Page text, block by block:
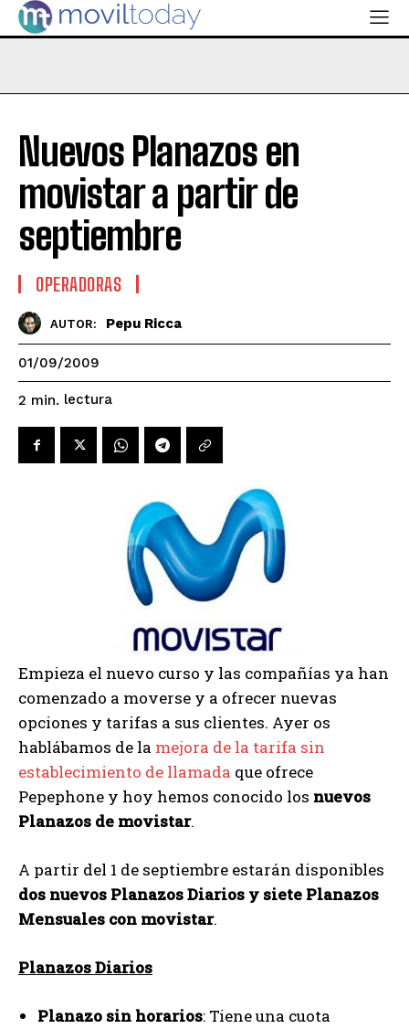
Nuevos Planazos en
movistar a partir de
septiembre
OPERADORAS
AUTOR: Pepu Ricca
01/09/2009
2 min. lectura
Empieza el nuevo curso y las compañías ya han
comenzado a moverse y a ofrecer nuevas
opciones y tarifas a sus clientes. Ayer os
hablábamos de la mejora de la tarifa sin
establecimiento de llamada que ofrece
Pepephone y hoy hemos conocido los nuevos
Planazos de movistar.
A partir del 1 de septiembre estarán disponibles
dos nuevos Planazos Diarios y siete Planazos
Mensuales con movistar.
Planazos Diarios
Planazo sin horarios: Tiene una cuota